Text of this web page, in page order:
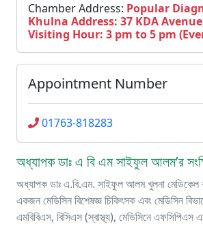
Chamber Address: Popular
Khulna Address: 37 KDA
Visiting Hour: 3 pm to 5 pm
Appointment Number
01763-818283
অধ্যাপক ডাঃ এ বি এম সাইফুল আলম’র
অধ্যাপক ডাঃ এ.বি.এম. সাইফুল আলম খুলনা মেডিকেল
একজন মেডিসিন বিশেষজ্ঞ চিকিৎসক এবং মেডিসিন
এমবিবিএস, বিসিএস (স্বাস্থ্য), মেডিসিনে এফসিপিএস